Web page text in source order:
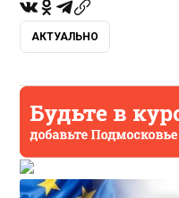
АКТУАЛЬНО